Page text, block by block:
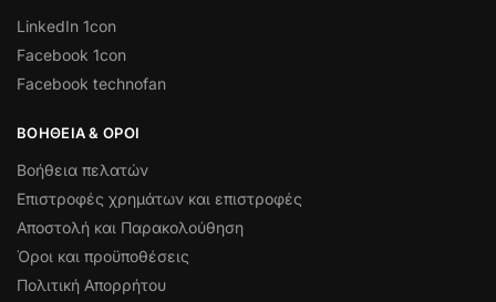
LinkedIn 1con
Facebook 1con
Facebook technofan
ΒΟΉΘΕΙΑ & ΌΡΟΙ
Βοήθεια πελατών
Επιστροφές χρημάτων και επιστροφές
Αποστολή και Παρακολούθηση
Όροι και προϋποθέσεις
Πολιτική Απορρήτου